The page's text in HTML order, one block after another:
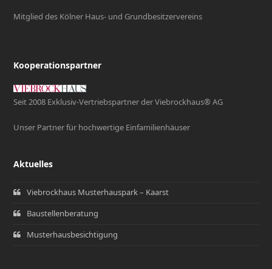
Mitglied des Kölner Haus- und Grundbesitzervereins
Kooperationspartner
Seit 2008 Exklusiv-Vertriebspartner der Viebrockhaus® AG
Unser Partner für hochwertige Einfamilienhäuser
Aktuelles
Viebrockhaus Musterhauspark – Kaarst
Baustellenberatung
Musterhausbesichtigung